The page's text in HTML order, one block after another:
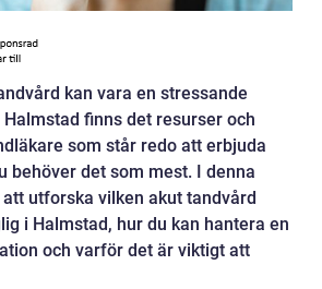
kan vara en stressande
finns det resurser och
som står redo att erbjuda
behöver det som mest. I denna
utforska vilken akut tandvård
i Halmstad, hur du kan hantera en
och varför det är viktigt att